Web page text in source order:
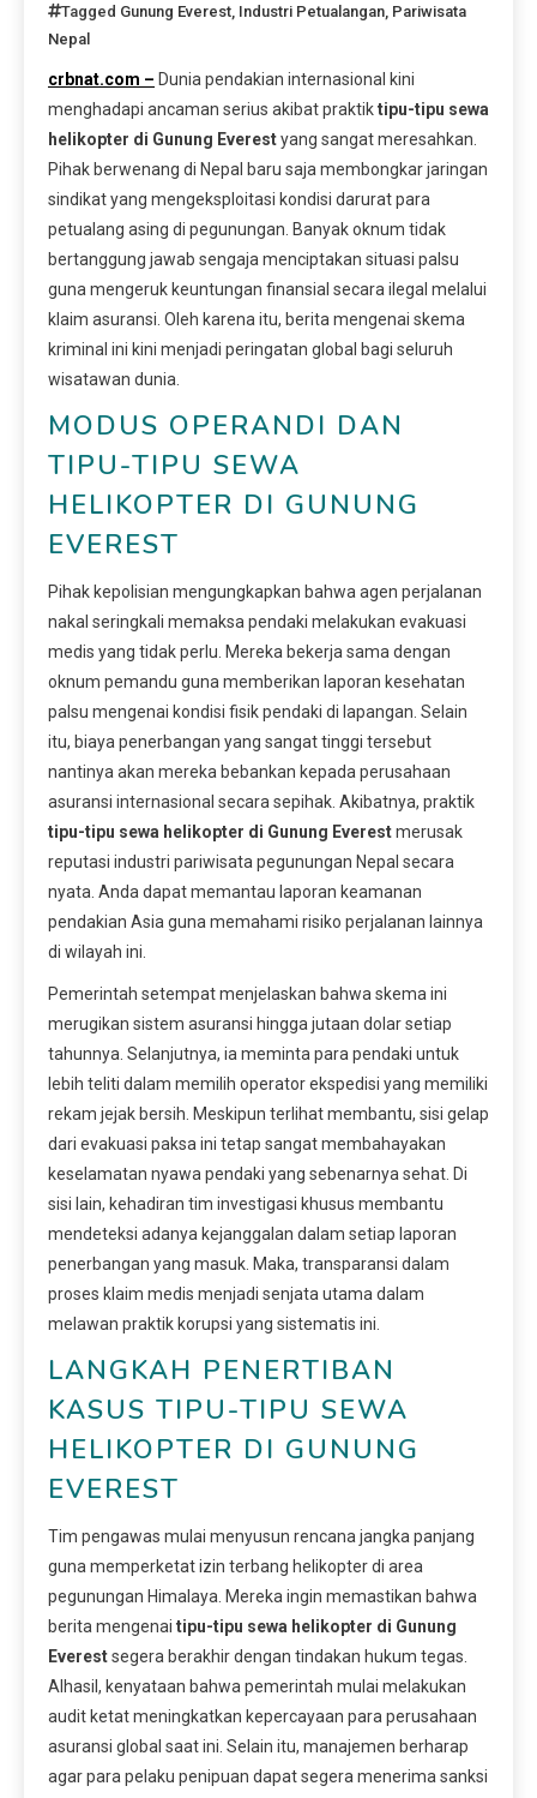
Tagged Gunung Everest Industri Petualangan Pariwisata
Nepal
crbnat.com – Dunia pendakian internasional kini
menghadapi ancaman serius akibat praktiktipu-tipu sewa
helikopter di Gunung Everestyang sangat meresahkan.
Pihak berwenang di Nepal baru saja membongkar jaringan
sindikat yang mengeksploitasi kondisi darurat para
petualang asing di pegunungan. Banyak oknum tidak
bertanggung jawab sengaja menciptakan situasi palsu
guna mengeruk keuntungan finansial secara ilegal melalui
klaim asuransi. Oleh karena itu, berita mengenai skema
kriminal ini kini menjadi peringatan global bagi seluruh
wisatawan dunia.
MODUS OPERANDI DAN
TIPU-TIPU SEWA
HELIKOPTER DI GUNUNG
EVEREST
Pihak kepolisian mengungkapkan bahwa agen perjalanan
nakal seringkali memaksa pendaki melakukan evakuasi
medis yang tidak perlu. Mereka bekerja sama dengan
oknum pemandu guna memberikan laporan kesehatan
palsu mengenai kondisi fisik pendaki di lapangan. Selain
itu, biaya penerbangan yang sangat tinggi tersebut
nantinya akan mereka bebankan kepada perusahaan
asuransi internasional secara sepihak. Akibatnya, praktik
tipu-tipu sewa helikopter di Gunung Everestmerusak
reputasi industri pariwisata pegunungan Nepal secara
nyata. Anda dapat memantau laporan keamanan
pendakian Asia guna memahami risiko perjalanan lainnya
di wilayah ini.
Pemerintah setempat menjelaskan bahwa skema ini
merugikan sistem asuransi hingga jutaan dolar setiap
tahunnya. Selanjutnya, ia meminta para pendaki untuk
lebih teliti dalam memilih operator ekspedisi yang memiliki
rekam jejak bersih. Meskipun terlihat membantu, sisi gelap
dari evakuasi paksa ini tetap sangat membahayakan
keselamatan nyawa pendaki yang sebenarnya sehat. Di
sisi lain, kehadiran tim investigasi khusus membantu
mendeteksi adanya kejanggalan dalam setiap laporan
penerbangan yang masuk. Maka, transparansi dalam
proses klaim medis menjadi senjata utama dalam
melawan praktik korupsi yang sistematis ini.
LANGKAH PENERTIBAN
KASUS TIPU-TIPU SEWA
HELIKOPTER DI GUNUNG
EVEREST
Tim pengawas mulai menyusun rencana jangka panjang
guna memperketat izin terbang helikopter di area
pegunungan Himalaya. Mereka ingin memastikan bahwa
berita mengenai tipu-tipu sewa helikopter di Gunung
Everestsegera berakhir dengan tindakan hukum tegas.
Alhasil, kenyataan bahwa pemerintah mulai melakukan
audit ketat meningkatkan kepercayaan para perusahaan
asuransi global saat ini. Selain itu, manajemen berharap
agar para pelaku penipuan dapat segera menerima sanksi